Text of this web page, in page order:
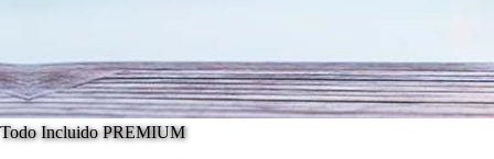
Todo Incluido PREMIUM